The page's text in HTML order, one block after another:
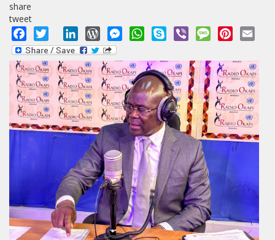
share
tweet
Facebook
Twitter LinkedInWordPressMessengerWhatsApp
Skype Viber MessagePinterest